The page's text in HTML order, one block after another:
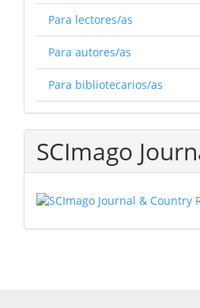
Para lectores/as
Para autores/as
Para bibliotecarios/as
SCImago